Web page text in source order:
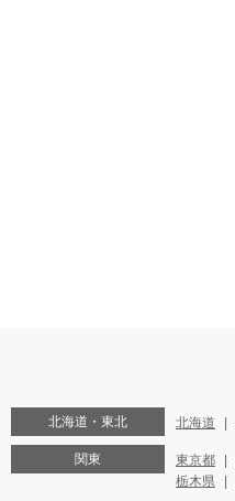
北海道・東北 北海道
関東 東京都
栃木県